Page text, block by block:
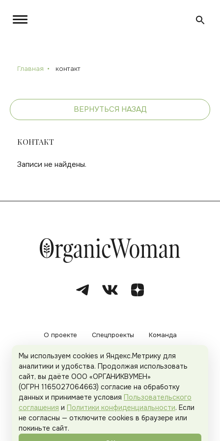
Главная контакт
ВЕРНУТЬСЯ НАЗАД
КОНТАКТ
Записи не найдены.
О проекте Спецпроекты Команда
Рекламодателям Политика конфиденциальности
Пользовательское соглашение
Organicwoman.ru . Все права защищены.
Мы используем cookies и Яндекс.Метрику для
аналитики и удобства. Продолжая использовать
сайт, вы даёте ООО «ОРГАНИКВУМЕН»
(ОГРН 1165027064663) согласие на обработку
данных и принимаете условия Пользовательского
соглашения и Политики конфиденциальности. Если
не согласны — отключите cookies в браузере или
покиньте сайт.